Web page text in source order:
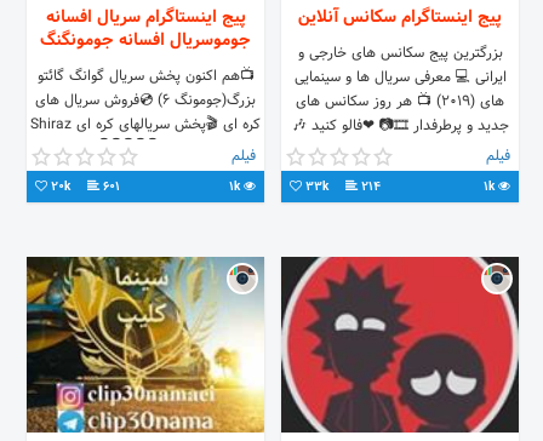
پیج اینستاگرام سکانس آنلاین
بزرگترین پیج سکانس های خارجی و
ایرانی 💻 معرفی سریال ها و سینمایی
های (2019) 📺 هر روز سکانس های
جدید و پرطرفدار 🎞📷 ❤فالو کنید 🎶
کانال ما در تلگرام
فیلم
1k
214
33k
پیج اینستاگرام سریال افسانه
جوموسریال افسانه جومونگنگ
📺هم اکنون پخش سریال گوانگ گائتو
بزرگ(جومونگ 6) 💿فروش سریال های
کره ای 🎬پخش سریالهای کره ای Shiraz
Blv Chamran 👇👇👇👇👇 سریال رو
انتخاب و سفارش
فیلم
1k
601
20k